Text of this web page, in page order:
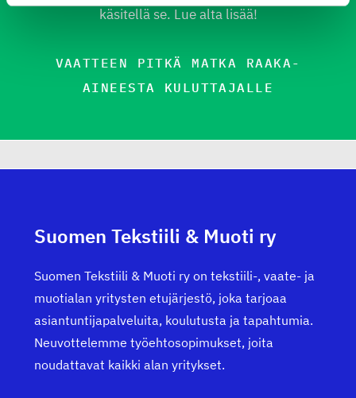
käsitellä se. Lue alta lisää!
VAATTEEN PITKÄ MATKA RAAKA-
AINEESTA KULUTTAJALLE
Suomen Tekstiili & Muoti ry
Suomen Tekstiili & Muoti ry on tekstiili-, vaate- ja
muotialan yritysten etujärjestö, joka tarjoaa
asiantuntijapalveluita, koulutusta ja tapahtumia.
Neuvottelemme työehtosopimukset, joita
noudattavat kaikki alan yritykset.